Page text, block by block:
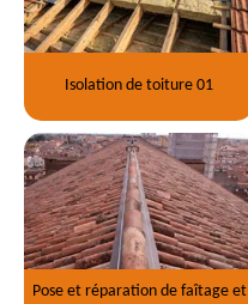
Isolation de toiture 01
Pose et réparation de faîtage et